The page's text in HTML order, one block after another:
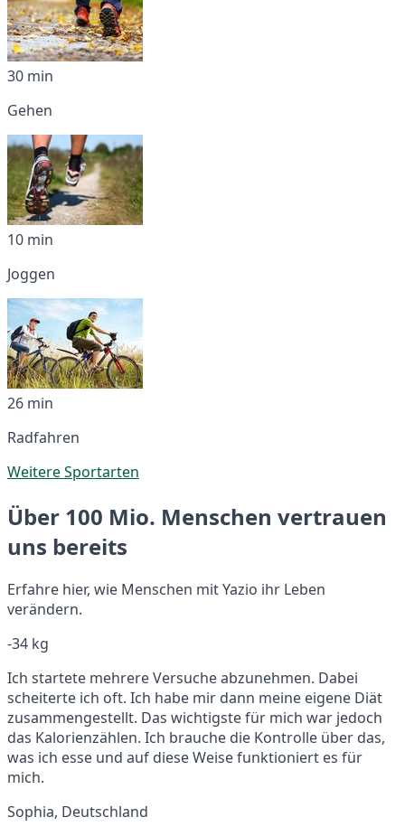
30 min
Gehen
10 min
Joggen
26 min
Radfahren
Weitere Sportarten
Über 100 Mio. Menschen vertrauen
uns bereits
Erfahre hier, wie Menschen mit Yazio ihr Leben
verändern.
-34 kg
Ich startete mehrere Versuche abzunehmen. Dabei
scheiterte ich oft. Ich habe mir dann meine eigene Diät
zusammengestellt. Das wichtigste für mich war jedoch
das Kalorienzählen. Ich brauche die Kontrolle über das,
was ich esse und auf diese Weise funktioniert es für
mich.
Sophia, Deutschland